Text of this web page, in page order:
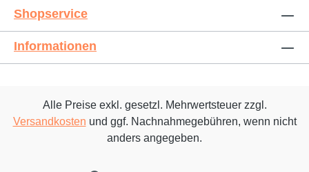
Shopservice
Informationen
Alle Preise exkl. gesetzl. Mehrwertsteuer zzgl.
Versandkosten und ggf. Nachnahmegebühren, wenn nicht
anders angegeben.